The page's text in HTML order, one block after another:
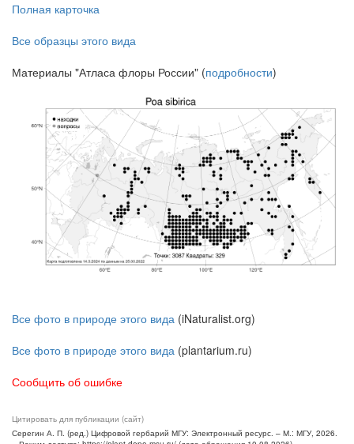
Полная карточка
Все образцы этого вида
Материалы "Атласа флоры России" (подробности)
Все фото в природе этого вида (iNaturalist.org)
Все фото в природе этого вида (plantarium.ru)
Сообщить об ошибке
Цитировать для публикации (сайт)
Серегин А. П. (ред.) Цифровой гербарий МГУ: Электронный ресурс. – М.: МГУ, 2026.